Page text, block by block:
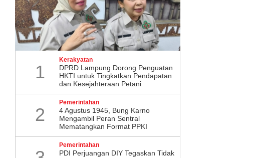
1
Kerakyatan
DPRD Lampung Dorong Penguatan
HKTI untuk Tingkatkan Pendapatan
dan Kesejahteraan Petani
2
Pemerintahan
4 Agustus 1945, Bung Karno
Mengambil Peran Sentral
Mematangkan Format PPKI
Pemerintahan
PDI Perjuangan DIY Tegaskan Tidak